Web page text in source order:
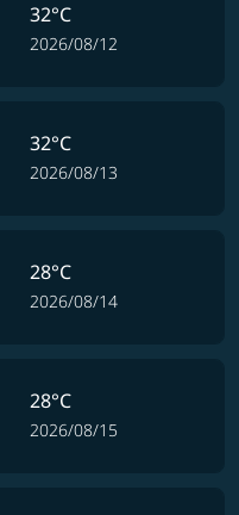
32°C
2026/08/12
32°C
2026/08/13
28°C
2026/08/14
28°C
2026/08/15